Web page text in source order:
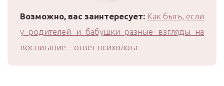
Возможно, вас заинтересует: Как быть, если
у родителей и бабушки разные взгляды на
воспитание – ответ психолога